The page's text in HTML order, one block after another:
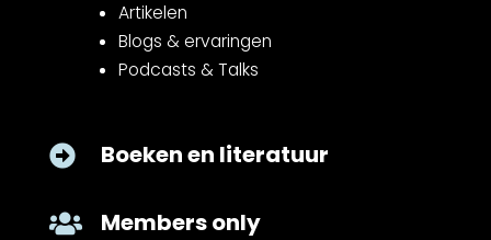
Artikelen
Blogs & ervaringen
Podcasts & Talks
 Boeken en literatuur
 Members only